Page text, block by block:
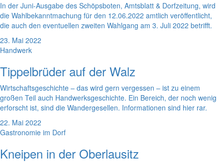
In der Juni-Ausgabe des Schöpsboten, Amtsblatt & Dorfzeitung, wird
die Wahlbekanntmachung für den 12.06.2022 amtlich veröffentlicht,
die auch den eventuellen zweiten Wahlgang am 3. Juli 2022 betrifft.
23. Mai 2022
Handwerk
Tippelbrüder auf der Walz
Wirtschaftsgeschichte – das wird gern vergessen – ist zu einem
großen Teil auch Handwerksgeschichte. Ein Bereich, der noch wenig
erforscht ist, sind die Wandergesellen. Informationen sind hier rar.
22. Mai 2022
Gastronomie im Dorf
Kneipen in der Oberlausitz